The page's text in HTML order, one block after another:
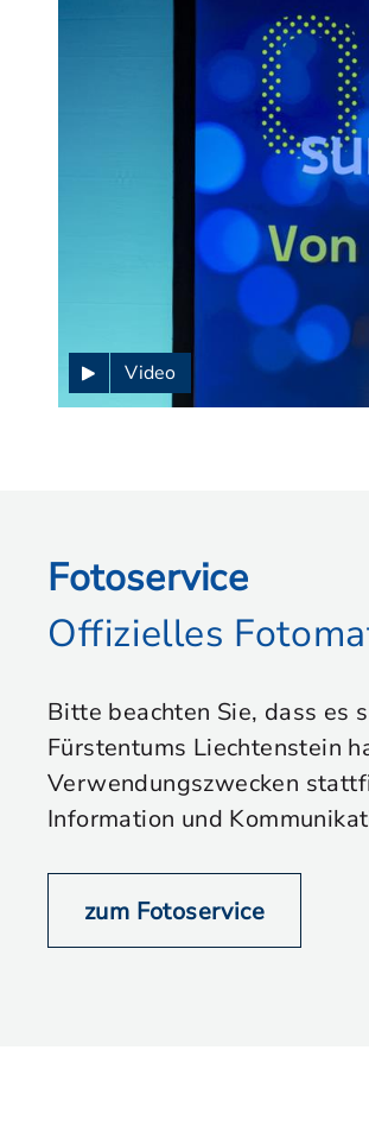
Video
Fotoservice
Offizielles
Bitte beachten Sie, dass es
Fürstentums Liechtenstein
Verwendungszwecken
Information und
zum Fotoservice